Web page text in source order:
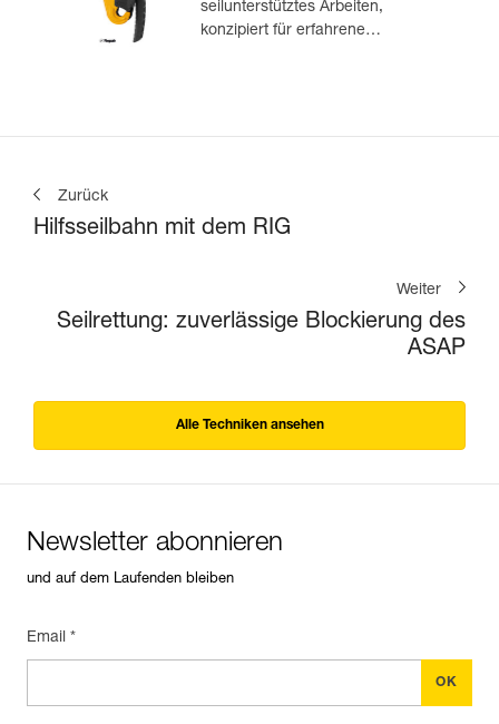
seilunterstütztes Arbeiten,
konzipiert für erfahrene
Zurück
Hilfsseilbahn mit dem RIG
Weiter
Seilrettung: zuverlässige Blockierung des
ASAP
Alle Techniken ansehen
Newsletter abonnieren
und auf dem Laufenden bleiben
Email *